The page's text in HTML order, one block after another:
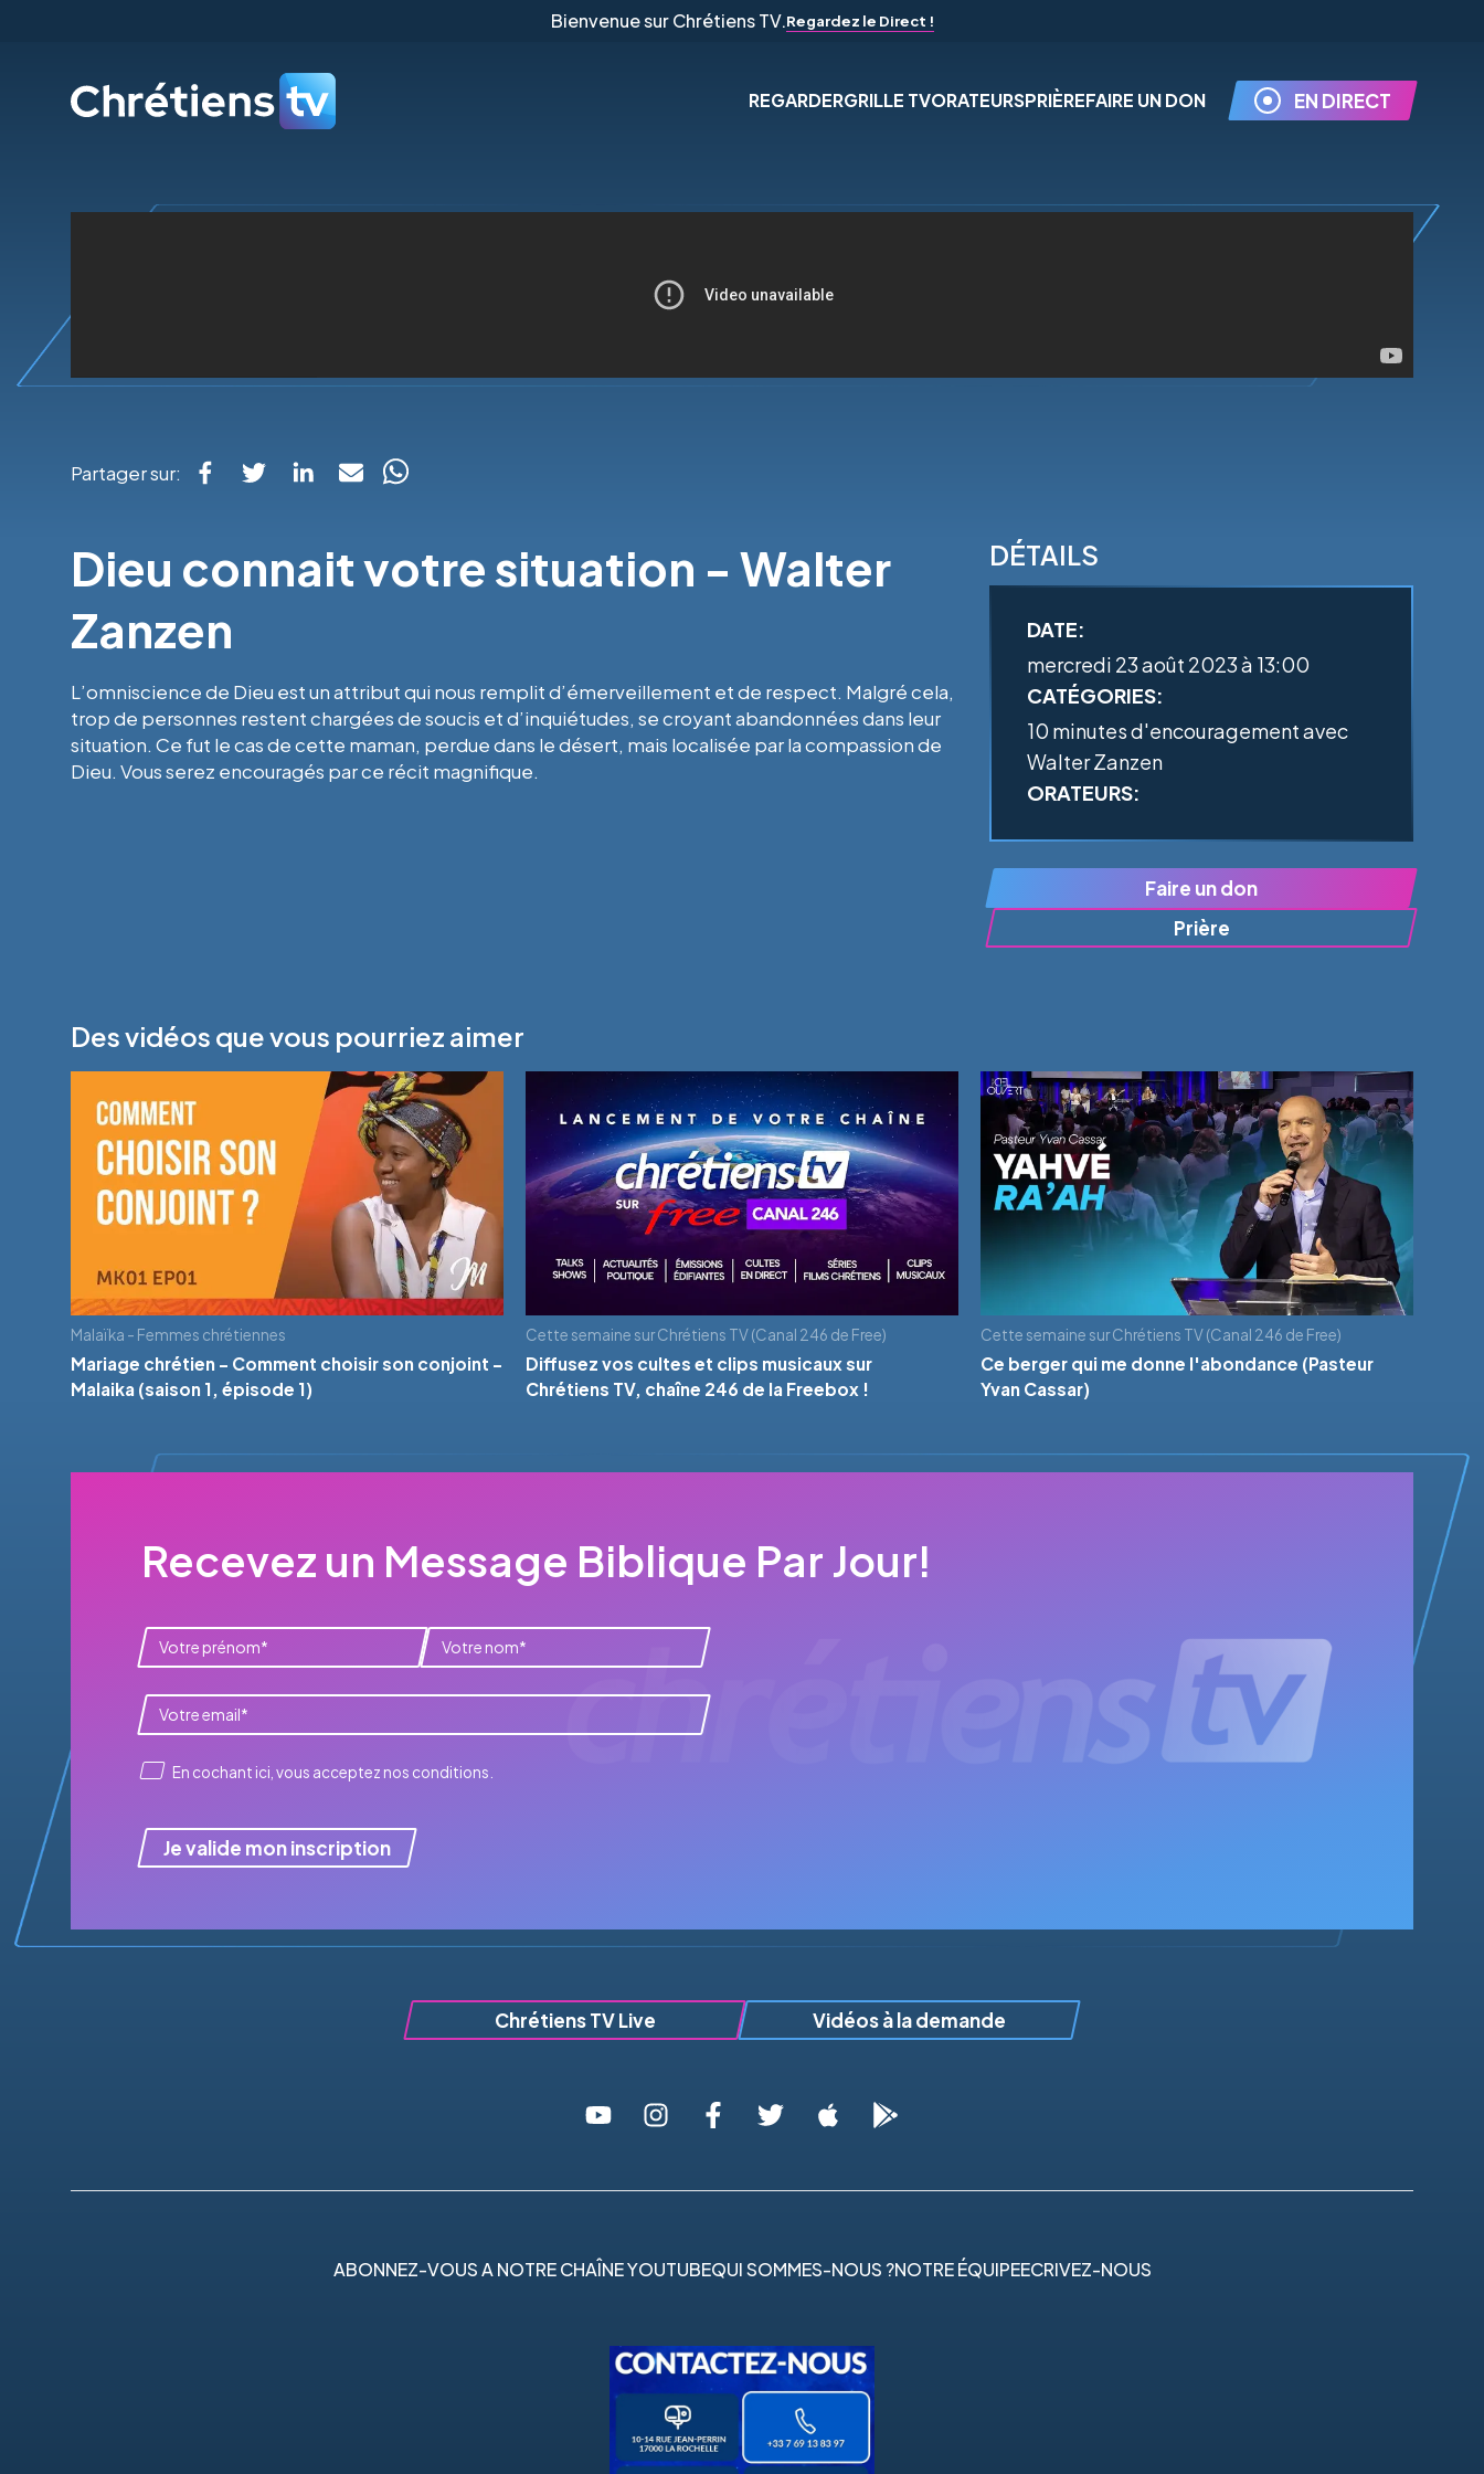
Bienvenue sur Chrétiens TV.Regardez le Direct !
REGARDERGRILLE TVORATEURSPRIÈREFAIRE UN DON EN DIRECT
Partager sur:
Dieu connait votre situation - Walter
Zanzen
L’omniscience de Dieu est un attribut qui nous remplit d’émerveillement et de respect. Malgré cela,
trop de personnes restent chargées de soucis et d’inquiétudes, se croyant abandonnées dans leur
situation. Ce fut le cas de cette maman, perdue dans le désert, mais localisée par la compassion de
Dieu. Vous serez encouragés par ce récit magnifique.
DÉTAILS
DATE:
mercredi 23 août 2023 à 13:00
CATÉGORIES:
10 minutes d'encouragement avec
Walter Zanzen
ORATEURS:
Faire un don
Prière
Des vidéos que vous pourriez aimer
Malaïka - Femmes chrétiennes
Mariage chrétien - Comment choisir son conjoint -
Malaika (saison 1, épisode 1)
Cette semaine sur Chrétiens TV (Canal 246 de Free)
Diffusez vos cultes et clips musicaux sur
Chrétiens TV, chaîne 246 de la Freebox !
Cette semaine sur Chrétiens TV (Canal 246 de Free)
Ce berger qui me donne l'abondance (Pasteur
Yvan Cassar)
Recevez un Message Biblique Par Jour!
En cochant ici, vous acceptez nos conditions
Je valide mon inscription
Chrétiens TV Live Vidéos à la demande
ABONNEZ-VOUS A NOTRE CHAÎNE YOUTUBEQUI SOMMES-NOUS ?NOTRE ÉQUIPEECRIVEZ-NOUS